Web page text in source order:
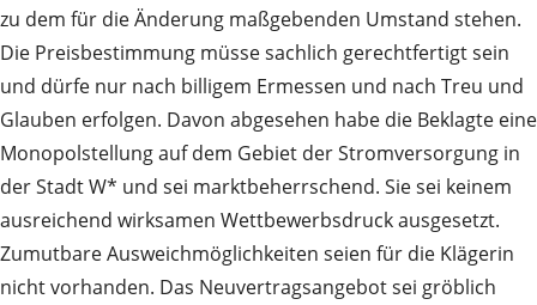
zu dem für die Änderung maßgebenden Umstand stehen.
Die Preisbestimmung müsse sachlich gerechtfertigt sein
und dürfe nur nach billigem Ermessen und nach Treu und
Glauben erfolgen. Davon abgesehen habe die Beklagte eine
Monopolstellung auf dem Gebiet der Stromversorgung in
der Stadt W* und sei marktbeherrschend. Sie sei keinem
ausreichend wirksamen Wettbewerbsdruck ausgesetzt.
Zumutbare Ausweichmöglichkeiten seien für die Klägerin
nicht vorhanden. Das Neuvertragsangebot sei gröblich